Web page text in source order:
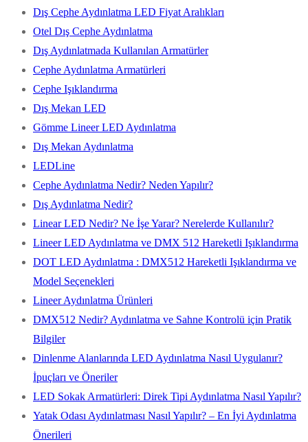
Dış Cephe Aydınlatma LED Fiyat Aralıkları
Otel Dış Cephe Aydınlatma
Dış Aydınlatmada Kullanılan Armatürler
Cephe Aydınlatma Armatürleri
Cephe Işıklandırma
Dış Mekan LED
Gömme Lineer LED Aydınlatma
Dış Mekan Aydınlatma
LEDLine
Cephe Aydınlatma Nedir? Neden Yapılır?
Dış Aydınlatma Nedir?
Linear LED Nedir? Ne İşe Yarar? Nerelerde Kullanılır?
Lineer LED Aydınlatma ve DMX 512 Hareketli Işıklandırma
DOT LED Aydınlatma : DMX512 Hareketli Işıklandırma ve
Model Seçenekleri
Lineer Aydınlatma Ürünleri
DMX512 Nedir? Aydınlatma ve Sahne Kontrolü için Pratik
Bilgiler
Dinlenme Alanlarında LED Aydınlatma Nasıl Uygulanır?
İpuçları ve Öneriler
LED Sokak Armatürleri: Direk Tipi Aydınlatma Nasıl Yapılır?
Yatak Odası Aydınlatması Nasıl Yapılır? – En İyi Aydınlatma
Önerileri